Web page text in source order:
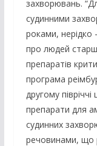
захворювань.
судинними
роками,
про людей
препаратів
програма
другому
препарати для
судинних
речовинами, що